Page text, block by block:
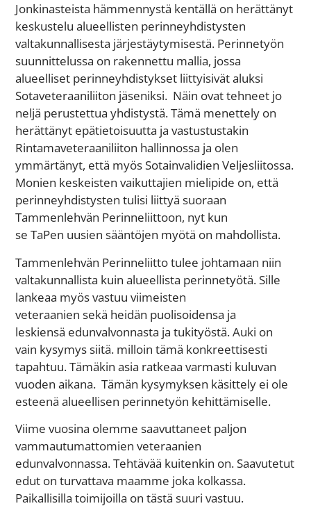
Jonkinasteista hämmennystä kentällä on herättänyt
keskustelu alueellisten perinneyhdistysten
valtakunnallisesta järjestäytymisestä. Perinnetyön
suunnittelussa on rakennettu mallia, jossa
alueelliset perinneyhdistykset liittyisivät aluksi
Sotaveteraaniliiton jäseniksi. Näin ovat tehneet jo
neljä perustettua yhdistystä. Tämä menettely on
herättänyt epätietoisuutta ja vastustustakin
Rintamaveteraaniliiton hallinnossa ja olen
ymmärtänyt, että myös Sotainvalidien Veljesliitossa.
Monien keskeisten vaikuttajien mielipide on, että
perinneyhdistysten tulisi liittyä suoraan
Tammenlehvän Perinneliittoon, nyt kun
se TaPen uusien sääntöjen myötä on mahdollista.
Tammenlehvän Perinneliitto tulee johtamaan niin
valtakunnallista kuin alueellista perinnetyötä. Sille
lankeaa myös vastuu viimeisten
veteraanien sekä heidän puolisoidensa ja
leskiensä edunvalvonnasta ja tukityöstä. Auki on
vain kysymys siitä. milloin tämä konkreettisesti
tapahtuu. Tämäkin asia ratkeaa varmasti kuluvan
vuoden aikana. Tämän kysymyksen käsittely ei ole
esteenä alueellisen perinnetyön kehittämiselle.
Viime vuosina olemme saavuttaneet paljon
vammautumattomien veteraanien
edunvalvonnassa. Tehtävää kuitenkin on. Saavutetut
edut on turvattava maamme joka kolkassa.
Paikallisilla toimijoilla on tästä suuri vastuu.